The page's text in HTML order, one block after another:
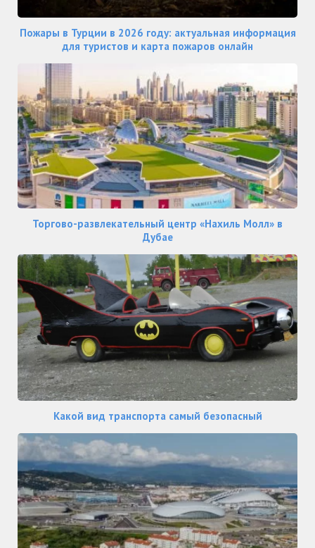
Пожары в Турции в 2026 году: актуальная информация
для туристов и карта пожаров онлайн
Торгово-развлекательный центр «Нахиль Молл» в
Дубае
Какой вид транспорта самый безопасный